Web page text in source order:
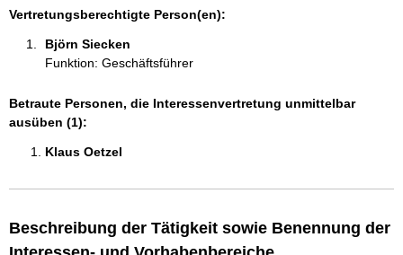
e
Vertretungsberechtigte Person(en):
Björn Siecken
Funktion: Geschäftsführer
Betraute Personen, die Interessenvertretung unmittelbar
ausüben (1):
Klaus Oetzel
Beschreibung der Tätigkeit sowie Benennung der